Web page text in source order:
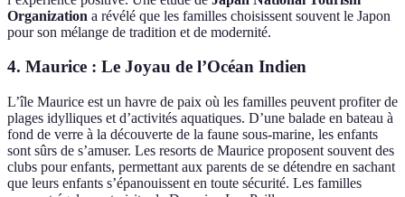
Organization a révélé que les familles choisissent souvent le Japon
pour son mélange de tradition et de modernité.
4. Maurice : Le Joyau de l’Océan Indien
L’île Maurice est un havre de paix où les familles peuvent profiter de
plages idylliques et d’activités aquatiques. D’une balade en bateau à
fond de verre à la découverte de la faune sous-marine, les enfants
sont sûrs de s’amuser. Les resorts de Maurice proposent souvent des
clubs pour enfants, permettant aux parents de se détendre en sachant
que leurs enfants s’épanouissent en toute sécurité. Les familles